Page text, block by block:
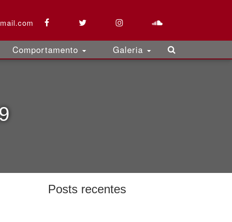
Comportamento Galeria
Posts recentes